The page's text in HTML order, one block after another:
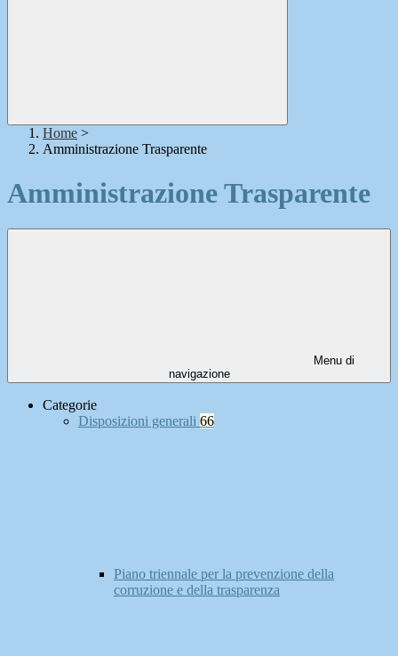
Home >
Amministrazione Trasparente
Amministrazione Trasparente
Menu di
navigazione
Categorie
Disposizioni generali 66
Piano triennale per la prevenzione della
corruzione e della trasparenza